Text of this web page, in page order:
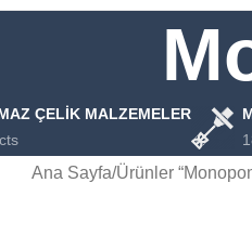
ÇELIK MALZEMELER
Ana Sayfa Ürünler